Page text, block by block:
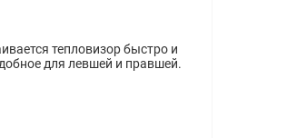
тепловизор быстро и
для левшей и правшей.